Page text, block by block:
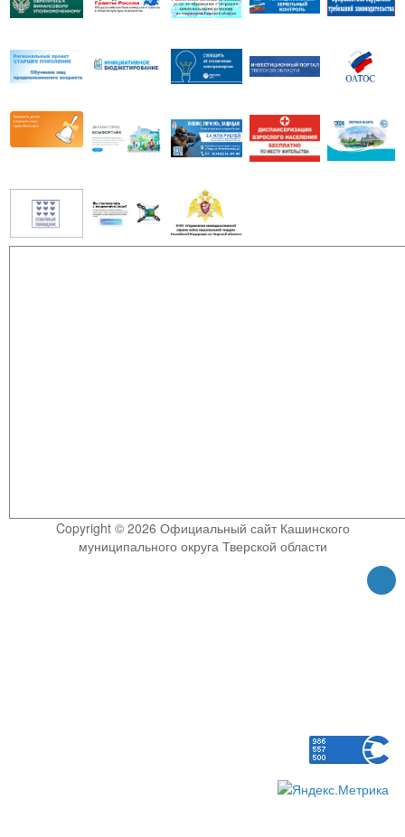
Copyright © 2026 Официальный сайт Кашинского
муниципального округа Тверской области